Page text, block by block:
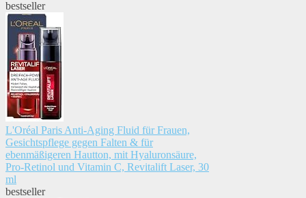
bestseller
L'Oréal Paris Anti-Aging Fluid für Frauen,
Gesichtspflege gegen Falten & für
ebenmäßigeren Hautton, mit Hyaluronsäure,
Pro-Retinol und Vitamin C, Revitalift Laser, 30
ml
bestseller